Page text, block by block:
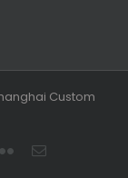
Custom
FlickrEmail